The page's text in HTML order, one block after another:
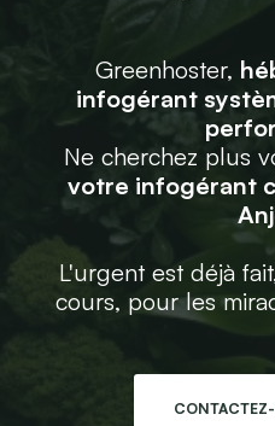
Greenhoster,
infogérant
Ne cherchez plus
votre infogérant
L'urgent est déjà
cours, pour les